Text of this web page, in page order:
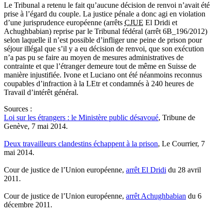
Le Tribunal a retenu le fait qu’aucune décision de renvoi n’avait été
prise à l’égard du couple. La justice pénale a donc agi en violation
d’une jurisprudence européenne (arrêts CJUE El Dridi et
Achughbabian) reprise par le Tribunal fédéral (arrêt 6B_196/2012)
selon laquelle il n’est possible d’infliger une peine de prison pour
séjour illégal que s’il y a eu décision de renvoi, que son exécution
n’a pas pu se faire au moyen de mesures administratives de
contrainte et que l’étranger demeure tout de même en Suisse de
manière injustifiée. Ivone et Luciano ont été néanmoins reconnus
coupables d’infraction à la LEtr et condamnés à 240 heures de
Travail d’intérêt général.
Sources :
Loi sur les étrangers : le Ministère public désavoué, Tribune de
Genève, 7 mai 2014.
Deux travailleurs clandestins échappent à la prison, Le Courrier, 7
mai 2014.
Cour de justice de l’Union européenne, arrêt El Dridi du 28 avril
2011.
Cour de justice de l’Union européenne, arrêt Achughbabian du 6
décembre 2011.